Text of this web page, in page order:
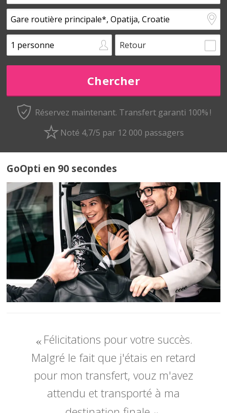
Retour
Réservez maintenant. Transfert garanti 100% !
Noté 4,7/5 par 12 000 passagers
GoOpti en 90 secondes
Félicitations pour votre succès.
Malgré le fait que j'étais en retard
pour mon transfert, vouz m'avez
attendu et transporté à ma